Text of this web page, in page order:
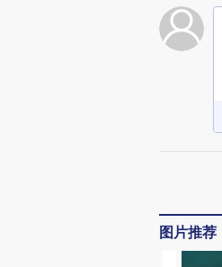
图片推荐